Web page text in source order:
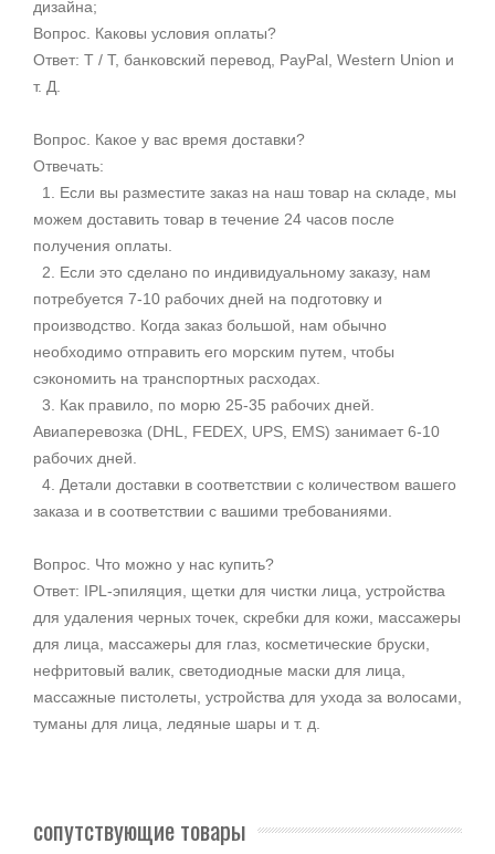
дизайна;
Вопрос. Каковы условия оплаты?
Ответ: T / T, банковский перевод, PayPal, Western Union и
т. Д.
Вопрос. Какое у вас время доставки?
Отвечать:
1. Если вы разместите заказ на наш товар на складе, мы
можем доставить товар в течение 24 часов после
получения оплаты.
2. Если это сделано по индивидуальному заказу, нам
потребуется 7-10 рабочих дней на подготовку и
производство. Когда заказ большой, нам обычно
необходимо отправить его морским путем, чтобы
сэкономить на транспортных расходах.
3. Как правило, по морю 25-35 рабочих дней.
Авиаперевозка (DHL, FEDEX, UPS, EMS) занимает 6-10
рабочих дней.
4. Детали доставки в соответствии с количеством вашего
заказа и в соответствии с вашими требованиями.
Вопрос. Что можно у нас купить?
Ответ: IPL-эпиляция, щетки для чистки лица, устройства
для удаления черных точек, скребки для кожи, массажеры
для лица, массажеры для глаз, косметические бруски,
нефритовый валик, светодиодные маски для лица,
массажные пистолеты, устройства для ухода за волосами,
туманы для лица, ледяные шары и т. д.
сопутствующие товары